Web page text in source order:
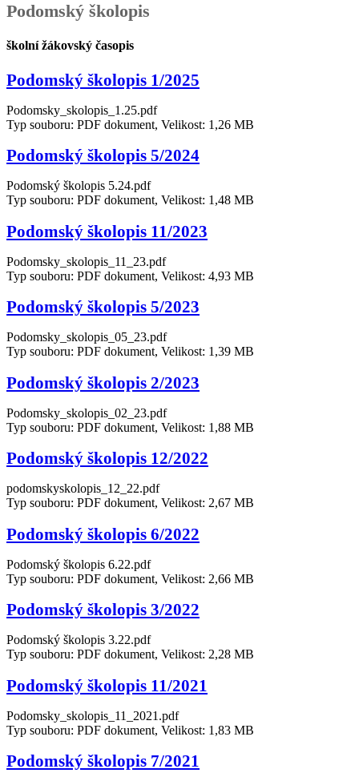
Podomský školopis
školní žákovský časopis
Podomský školopis 1/2025
Podomsky_skolopis_1.25.pdf
Typ souboru: PDF dokument, Velikost: 1,26 MB
Podomský školopis 5/2024
Podomský školopis 5.24.pdf
Typ souboru: PDF dokument, Velikost: 1,48 MB
Podomský školopis 11/2023
Podomsky_skolopis_11_23.pdf
Typ souboru: PDF dokument, Velikost: 4,93 MB
Podomský školopis 5/2023
Podomsky_skolopis_05_23.pdf
Typ souboru: PDF dokument, Velikost: 1,39 MB
Podomský školopis 2/2023
Podomsky_skolopis_02_23.pdf
Typ souboru: PDF dokument, Velikost: 1,88 MB
Podomský školopis 12/2022
podomskyskolopis_12_22.pdf
Typ souboru: PDF dokument, Velikost: 2,67 MB
Podomský školopis 6/2022
Podomský školopis 6.22.pdf
Typ souboru: PDF dokument, Velikost: 2,66 MB
Podomský školopis 3/2022
Podomský školopis 3.22.pdf
Typ souboru: PDF dokument, Velikost: 2,28 MB
Podomský školopis 11/2021
Podomsky_skolopis_11_2021.pdf
Typ souboru: PDF dokument, Velikost: 1,83 MB
Podomský školopis 7/2021